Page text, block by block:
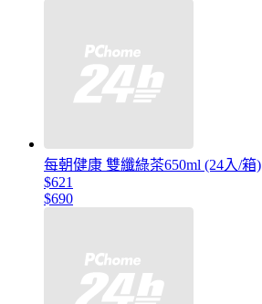
每朝健康 雙纖綠茶650ml (24入/箱)
$621
$690